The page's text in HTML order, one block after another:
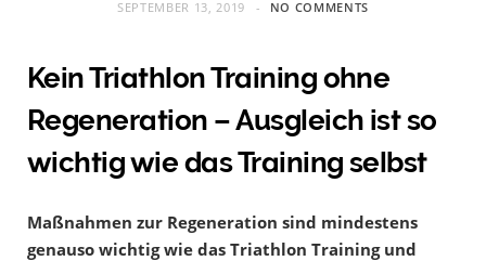
SEPTEMBER 13, 2019 NO COMMENTS
Kein Triathlon Training ohne
Regeneration – Ausgleich ist so
wichtig wie das Training selbst
Maßnahmen zur Regeneration sind mindestens
genauso wichtig wie das Triathlon Training und